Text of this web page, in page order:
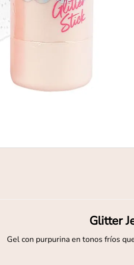
Glitter
Gel con purpurina en tonos fríos